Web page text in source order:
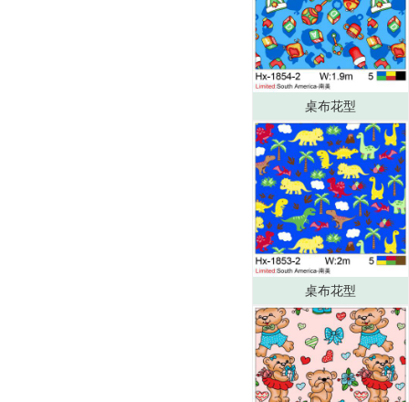
桌布花型
桌布花型